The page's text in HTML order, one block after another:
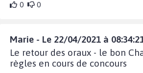
0 0
Marie - Le 22/04/2021 à
Le retour des oraux - le bon
règles en cours de concours